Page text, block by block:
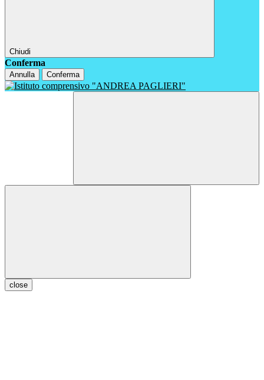
Chiudi
Conferma
Annulla Conferma
close